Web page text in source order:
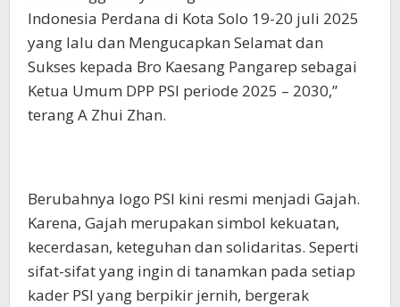
Indonesia Perdana di Kota Solo 19-20 juli 2025
yang lalu dan Mengucapkan Selamat dan
Sukses kepada Bro Kaesang Pangarep sebagai
Ketua Umum DPP PSI periode 2025 – 2030,”
terang A Zhui Zhan.
Berubahnya logo PSI kini resmi menjadi Gajah.
Karena, Gajah merupakan simbol kekuatan,
kecerdasan, keteguhan dan solidaritas. Seperti
sifat-sifat yang ingin di tanamkan pada setiap
kader PSI yang berpikir jernih, bergerak